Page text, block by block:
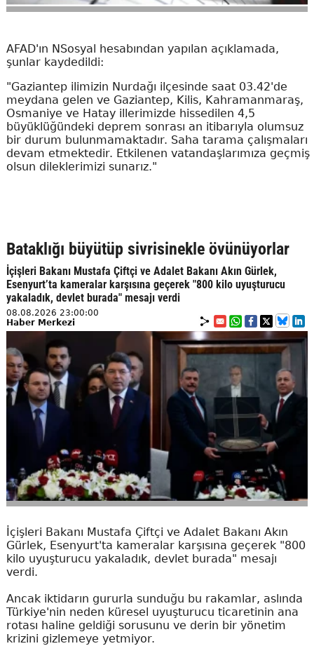
AFAD'ın NSosyal hesabından yapılan açıklamada,
şunlar kaydedildi:
"Gaziantep ilimizin Nurdağı ilçesinde saat 03.42'de
meydana gelen ve Gaziantep, Kilis, Kahramanmaraş,
Osmaniye ve Hatay illerimizde hissedilen 4,5
büyüklüğündeki deprem sonrası an itibarıyla olumsuz
bir durum bulunmamaktadır. Saha tarama çalışmaları
devam etmektedir. Etkilenen vatandaşlarımıza geçmiş
olsun dileklerimizi sunarız."
Bataklığı büyütüp sivrisinekle övünüyorlar
İçişleri Bakanı Mustafa Çiftçi ve Adalet Bakanı Akın Gürlek,
Esenyurt’ta kameralar karşısına geçerek "800 kilo uyuşturucu
yakaladık, devlet burada" mesajı verdi
08.08.2026 23:00:00
Haber Merkezi
İçişleri Bakanı Mustafa Çiftçi ve Adalet Bakanı Akın
Gürlek, Esenyurt'ta kameralar karşısına geçerek "800
kilo uyuşturucu yakaladık, devlet burada" mesajı
verdi.
Ancak iktidarın gururla sunduğu bu rakamlar, aslında
Türkiye'nin neden küresel uyuşturucu ticaretinin ana
rotası haline geldiği sorusunu ve derin bir yönetim
krizini gizlemeye yetmiyor.